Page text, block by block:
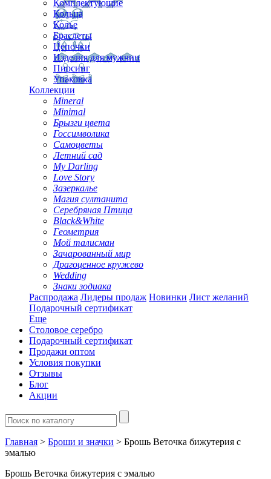
Комплектующие
Кольца
Колье
Браслеты
Цепочки
Изделия для мужчин
Пирсинг
Упаковка
Коллекции
Mineral
Minimal
Брызги цвета
Госсимволика
Самоцветы
Летний сад
My Darling
Love Story
Зазеркалье
Магия султанита
Серебряная Птица
Black&White
Геометрия
Мой талисман
Зачарованный мир
Драгоценное кружево
Wedding
Знаки зодиака
Распродажа Лидеры продаж Новинки Лист желаний
Подарочный сертификат
Еще
Столовое серебро
Подарочный сертификат
Продажи оптом
Условия покупки
Отзывы
Блог
Акции
Главная > Броши и значки > Брошь Веточка бижутерия с
эмалью
Брошь Веточка бижутерия с эмалью